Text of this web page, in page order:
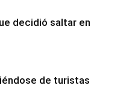
decidió saltar en
de turistas